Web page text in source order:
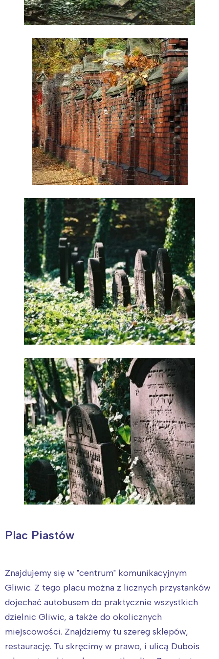
Plac Piastów
Znajdujemy się w "centrum" komunikacyjnym
Gliwic. Z tego placu można z licznych przystanków
dojechać autobusem do praktycznie wszystkich
dzielnic Gliwic, a także do okolicznych
miejscowości. Znajdziemy tu szereg sklepów,
restaurację. Tu skręcimy w prawo, i ulicą Dubois